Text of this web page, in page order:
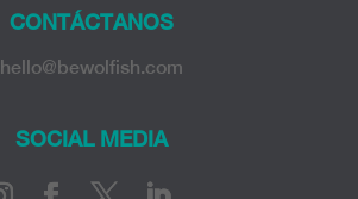
CONTÁCTANOS
hello@bewolfish.com
SOCIAL MEDIA